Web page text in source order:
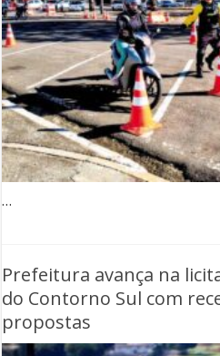
…
Prefeitura avança na
do Contorno Sul com
propostas